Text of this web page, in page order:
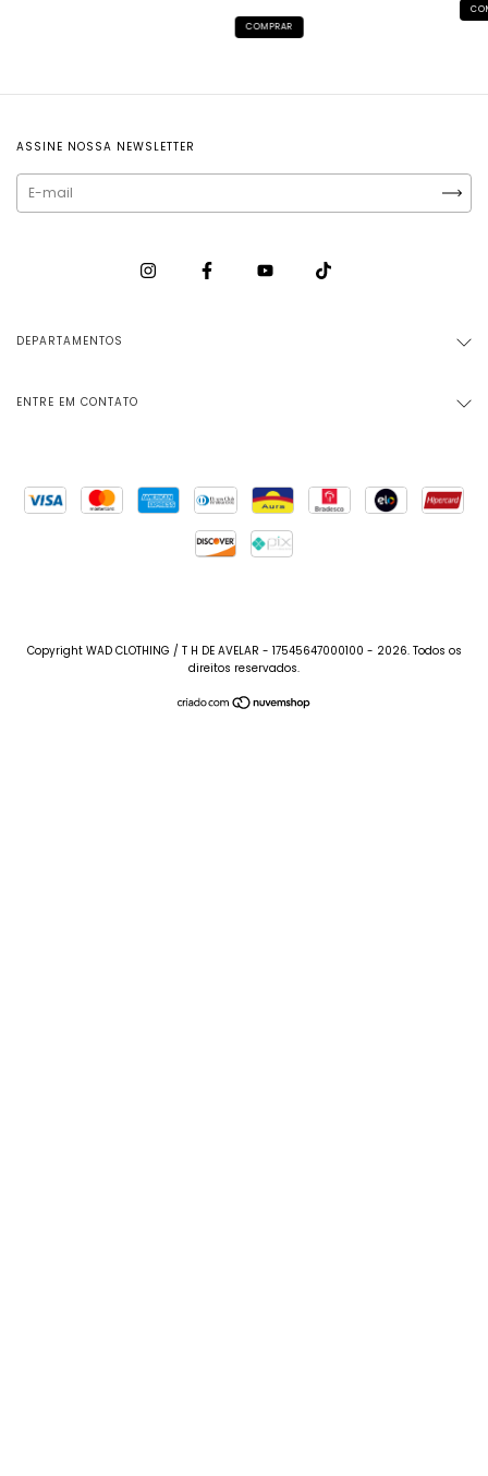
COMPRAR
ASSINE NOSSA NEWSLETTER
DEPARTAMENTOS
ENTRE EM CONTATO
Copyright WAD CLOTHING / T H DE AVELAR - 17545647000100 - 2026. Todos os
direitos reservados.